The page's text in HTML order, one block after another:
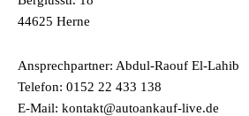
44625 Herne
Ansprechpartner: Abdul-Raouf El-Lahib
Telefon: 0152 22 433 138
E-Mail: kontakt@autoankauf-live.de